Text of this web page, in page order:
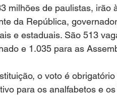
milhões de paulistas, irão
da República,
e estaduais. São 513
e 1.035 para as
o voto é
para os analfabetos e